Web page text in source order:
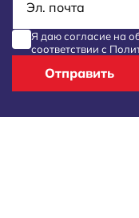
Я даю согласие на
соответствии с
Отправить